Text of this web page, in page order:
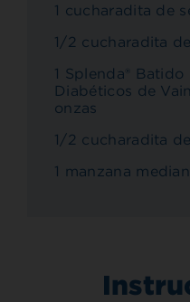
1 cucharadita de
1/2 cucharadita
1 Splenda®
Diabéticos de
onzas
1/2 cucharadita
1 manzana